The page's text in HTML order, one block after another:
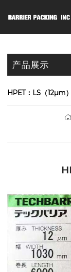
产品展示
HPET：LS（12μm）